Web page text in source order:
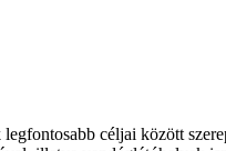
céljai között